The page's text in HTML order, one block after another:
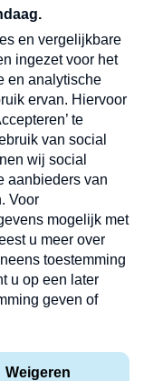
in
Verzend
onze
in uw